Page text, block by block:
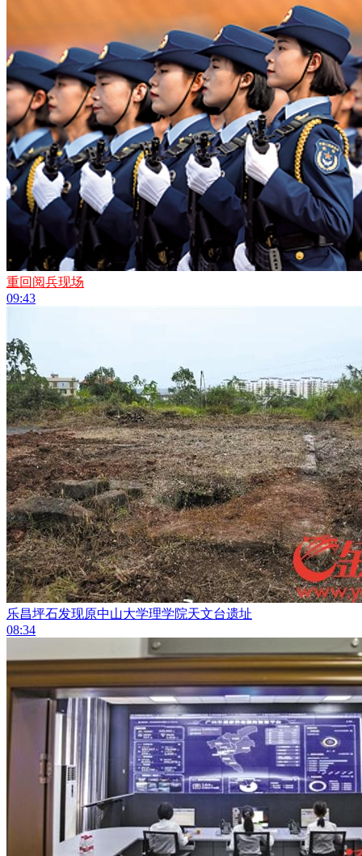
重回阅兵现场
09:43
乐昌坪石发现原中山大学理学院天文台遗址
08:34